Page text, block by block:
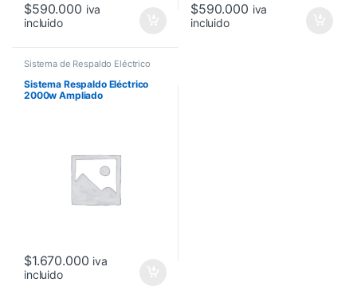
$590.000 iva
incluido
$590.000 iva
incluido
Sistema de Respaldo Eléctrico
Sistema Respaldo Eléctrico
2000w Ampliado
$1.670.000 iva
incluido